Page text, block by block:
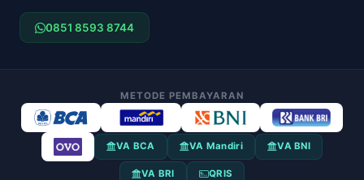
0851 8593 8744
METODE PEMBAYARAN
VA BCA VA Mandiri VA BNI
VA BRI QRIS